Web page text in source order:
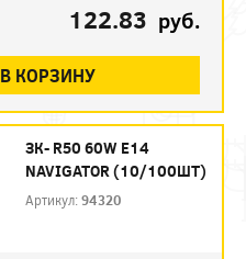
122.83 руб.
В КОРЗИНУ
ЗК- R50 60W E14
NAVIGATOR (10/100ШТ)
Артикул:94320